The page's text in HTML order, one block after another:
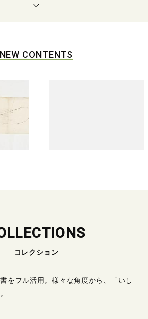
NEW CONTENTS
コレクション
をフル活用。様々な角度から、「いし